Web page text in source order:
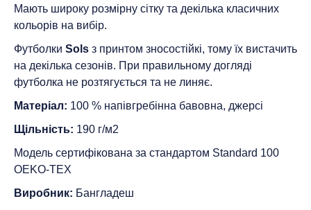
Мають широку розмірну сітку та декілька класичних
кольорів на вибір.
Футболки Sols з принтом зносостійкі, тому їх вистачить
на декілька сезонів. При правильному догляді
футболка не розтягується та не линяє.
Матеріал: 100 % напівгребінна бавовна, джерсі
Щільність: 190 г/м2
Модель сертифікована за стандартом Standard 100
ОEKO-TEX
Виробник: Бангладеш